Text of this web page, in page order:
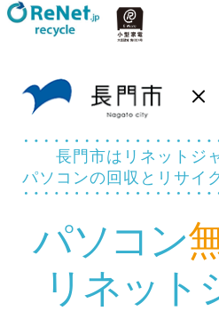
長門市はリネットジ
パソコンの回収とリサイ
パソコン
リネット